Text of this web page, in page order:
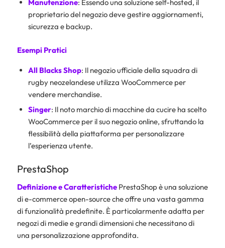
Manutenzione: Essendo una soluzione self-hosted, il
proprietario del negozio deve gestire aggiornamenti,
sicurezza e backup.
Esempi Pratici
All Blacks Shop: Il negozio ufficiale della squadra di
rugby neozelandese utilizza WooCommerce per
vendere merchandise.
Singer: Il noto marchio di macchine da cucire ha scelto
WooCommerce per il suo negozio online, sfruttando la
flessibilità della piattaforma per personalizzare
l’esperienza utente.
PrestaShop
Definizione e CaratteristichePrestaShop è una soluzione
di e-commerce open-source che offre una vasta gamma
di funzionalità predefinite. È particolarmente adatta per
negozi di medie e grandi dimensioni che necessitano di
una personalizzazione approfondita.